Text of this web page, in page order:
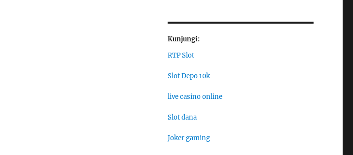
Kunjungi:
RTP Slot
Slot Depo 10k
live casino online
Slot dana
Joker gaming